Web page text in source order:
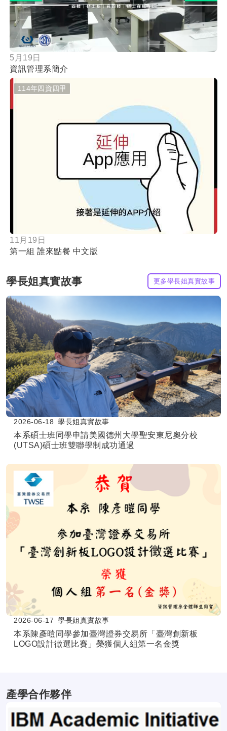
5月19日
資訊管理系簡介
按鈕
114年四資四甲
11月19日
第一組 誰來點餐 中文版
學長姐真實故事 更多學長姐真實故事
2026-06-18 學長姐真實故事
本系碩士班同學申請美國德州大學聖安東尼奧分校
(UTSA)碩士班雙聯學制成功通過
2026-06-17 學長姐真實故事
本系陳彥暟同學參加臺灣證券交易所「臺灣創新板
LOGO設計徴選比賽」榮獲個人組第一名金獎
產學合作夥伴